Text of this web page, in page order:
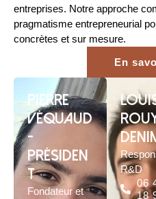
entreprises. Notre approche
pragmatisme entrepreneurial
concrètes et sur mesure.
En
Pierre
Véquaud
-
Présiden
t
Fondateur et
R&D
06
18